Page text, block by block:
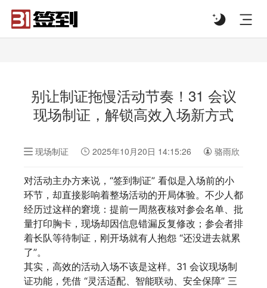
别让制证拖慢活动节奏！31 会议
现场制证，解锁高效入场新方式
现场制证 2025年10月20日 14:15:26 骆雨欣
对活动主办方来说，“签到制证” 看似是入场前的小
环节，却直接影响着整场活动的开局体验。不少人都
经历过这样的窘境：提前一周熬夜核对参会名单、批
量打印胸卡，现场却因信息错漏反复修改；参会者排
着长队等待制证，刚开场就有人抱怨 “还没进去就累
了”。
其实，高效的活动入场不该是这样。31 会议现场制
证功能，凭借 “灵活适配、智能联动、安全保障” 三